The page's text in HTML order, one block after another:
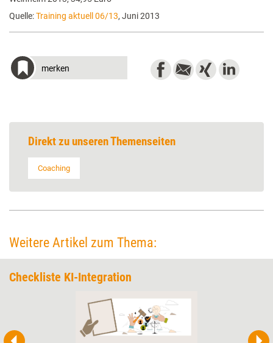
Quelle:Training aktuell 06/13, Juni 2013
merken
Direkt zu unseren Themenseiten
Coaching
Weitere Artikel zum Thema:
Checkliste KI-Integration